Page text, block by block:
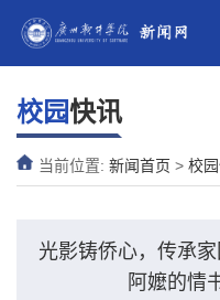
校园快讯
当前位置: 新闻首页 > 校
光影铸侨心，传承
阿嬤的情